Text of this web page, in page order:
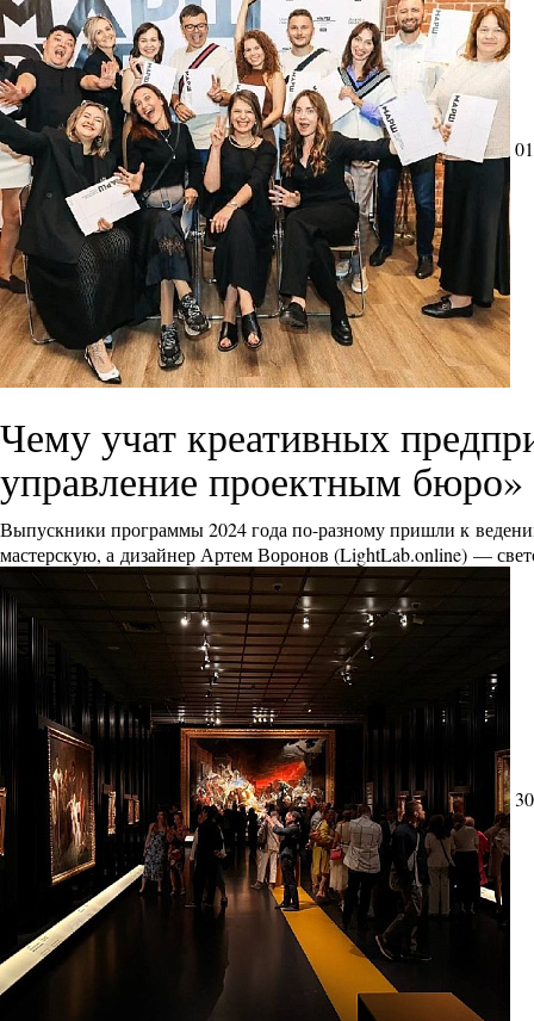
Чему учат креативных
управление проектным бюро»
Выпускники программы 2024 года по-разному пришли к
мастерскую, а дизайнер Артем Воронов (LightLab.online) —